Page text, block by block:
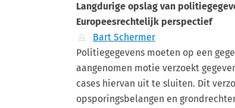
Langdurige opslag van
Europeesrechtelijk perspectief
Bart Schermer
Politiegegevens moeten op een
aangenomen motie verzoekt
cases hiervan uit te sluiten. Dit
opsporingsbelangen en